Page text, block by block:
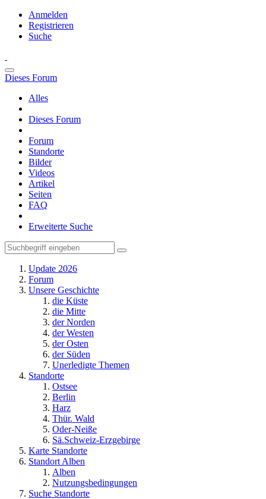
Anmelden
Registrieren
Suche
Dieses Forum
Alles
Dieses Forum
Forum
Standorte
Bilder
Videos
Artikel
Seiten
FAQ
Erweiterte Suche
Update 2026
Forum
Unsere Geschichte
die Küste
die Mitte
der Norden
der Westen
der Osten
der Süden
Unerledigte Themen
Standorte
Ostsee
Berlin
Harz
Thür. Wald
Oder-Neiße
Sä.Schweiz-Erzgebirge
Karte Standorte
Standort Alben
Alben
Nutzungsbedingungen
Suche Standorte